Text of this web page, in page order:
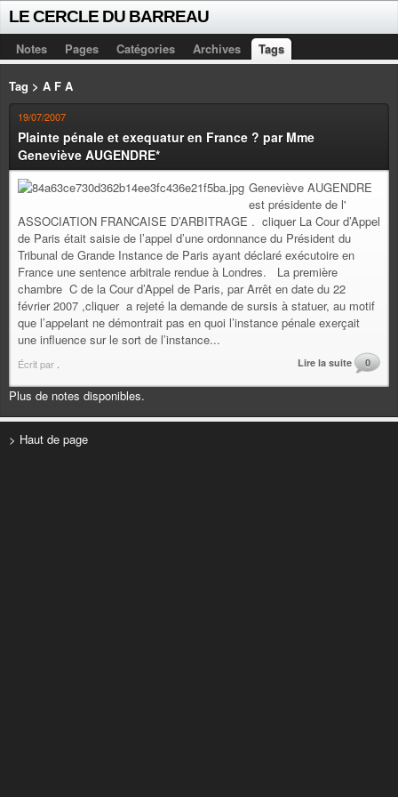
LE CERCLE DU BARREAU
Notes Pages Catégories Archives Tags
Tag > A F A
19/07/2007
Plainte pénale et exequatur en France ? par Mme
Geneviève AUGENDRE*
Geneviève AUGENDRE
est présidente de l'
ASSOCIATION FRANCAISE D’ARBITRAGE . cliquer La Cour d’Appel
de Paris était saisie de l’appel d’une ordonnance du Président du
Tribunal de Grande Instance de Paris ayant déclaré exécutoire en
France une sentence arbitrale rendue à Londres. La première
chambre C de la Cour d’Appel de Paris, par Arrêt en date du 22
février 2007 ,cliquer a rejeté la demande de sursis à statuer, au motif
que l’appelant ne démontrait pas en quoi l’instance pénale exerçait
une influence sur le sort de l’instance...
Écrit par Lire la suite 0
Plus de notes disponibles.
> Haut de page